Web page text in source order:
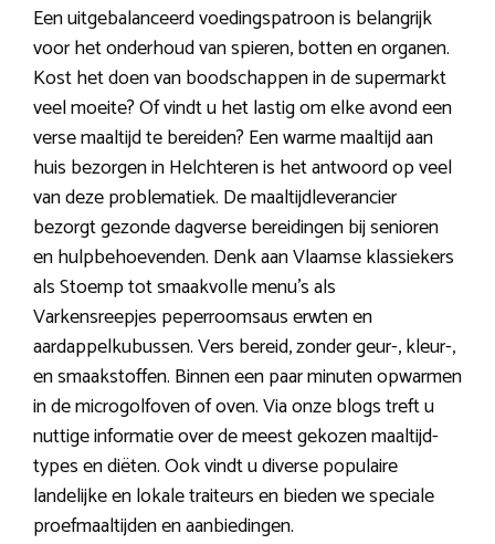
Een uitgebalanceerd voedingspatroon is belangrijk
voor het onderhoud van spieren, botten en organen.
Kost het doen van boodschappen in de supermarkt
veel moeite? Of vindt u het lastig om elke avond een
verse maaltijd te bereiden? Een warme maaltijd aan
huis bezorgen in Helchteren is het antwoord op veel
van deze problematiek. De maaltijdleverancier
bezorgt gezonde dagverse bereidingen bij senioren
en hulpbehoevenden. Denk aan Vlaamse klassiekers
als Stoemp tot smaakvolle menu’s als
Varkensreepjes peperroomsaus erwten en
aardappelkubussen. Vers bereid, zonder geur-, kleur-,
en smaakstoffen. Binnen een paar minuten opwarmen
in de microgolfoven of oven. Via onze blogs treft u
nuttige informatie over de meest gekozen maaltijd-
types en diëten. Ook vindt u diverse populaire
landelijke en lokale traiteurs en bieden we speciale
proefmaaltijden en aanbiedingen.